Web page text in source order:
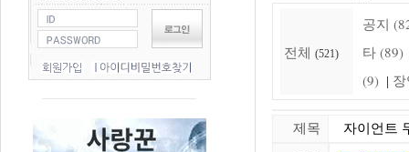
전체 (521)
공지
타 (89)
(9) |
제목 자이언트